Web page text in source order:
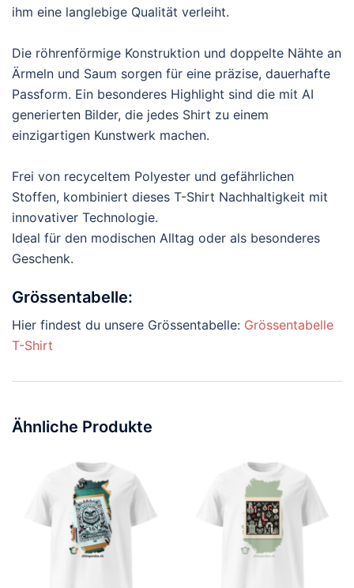
ihm eine langlebige Qualität verleiht.
Die röhrenförmige Konstruktion und doppelte Nähte an
Ärmeln und Saum sorgen für eine präzise, dauerhafte
Passform. Ein besonderes Highlight sind die mit AI
generierten Bilder, die jedes Shirt zu einem
einzigartigen Kunstwerk machen.
Frei von recyceltem Polyester und gefährlichen
Stoffen, kombiniert dieses T-Shirt Nachhaltigkeit mit
innovativer Technologie.
Ideal für den modischen Alltag oder als besonderes
Geschenk.
Grössentabelle:
Hier findest du unsere Grössentabelle: Grössentabelle
T-Shirt
Ähnliche Produkte